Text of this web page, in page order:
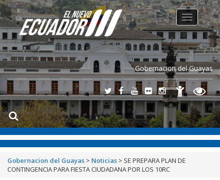
Gobernacion del Guayas
Toggle
navigation
Gobernacion del Guayas > Noticias > SE PREPARA PLAN DE
CONTINGENCIA PARA FIESTA CIUDADANA POR LOS 10RC